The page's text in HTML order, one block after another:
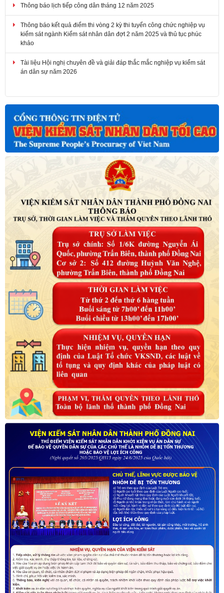
kiểm sát ngành Kiểm sát nhân dân đợt 2 năm 2025 và thủ tục phúc
khảo
án dân sự năm 2026